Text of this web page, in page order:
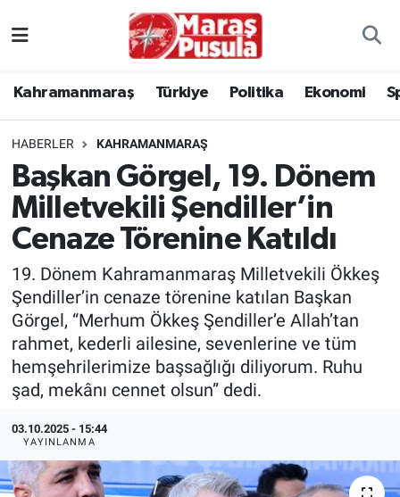
Kahramanmaraş Türkiye Politika Ekonomi
HABERLER KAHRAMANMARAŞ
Başkan Görgel, 19. Dönem
Milletvekili Şendiller’in
Cenaze Törenine Katıldı
19. Dönem Kahramanmaraş Milletvekili Ökkeş
Şendiller’in cenaze törenine katılan Başkan
Görgel, “Merhum Ökkeş Şendiller’e Allah’tan
rahmet, kederli ailesine, sevenlerine ve tüm
hemşehrilerimize başsağlığı diliyorum. Ruhu
şad, mekânı cennet olsun” dedi.
03.10.2025 - 15:44
YAYINLANMA
Politika
Ekonomi
Spor
Kültür Sanat
Sağlık
TEKNOLOJİ
Dünya
İstanbul Trafik Yoğunluk Haritası
Süper Lig Puan Durumu ve Fikstür
Tüm Manşetler
Son Dakika Haberleri
Haber Arşivi